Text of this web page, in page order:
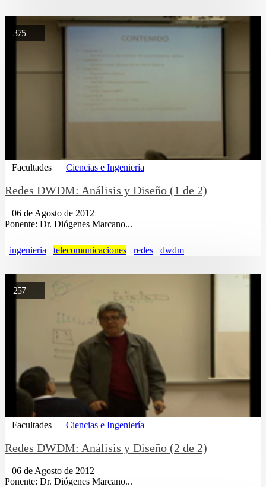
375
Facultades Ciencias e Ingeniería
Redes DWDM: Análisis y Diseño (1 de 2)
06 de Agosto de 2012
Ponente: Dr. Diógenes Marcano...
ingenieria telecomunicaciones redes dwdm
257
Facultades Ciencias e Ingeniería
Redes DWDM: Análisis y Diseño (2 de 2)
06 de Agosto de 2012
Ponente: Dr. Diógenes Marcano...